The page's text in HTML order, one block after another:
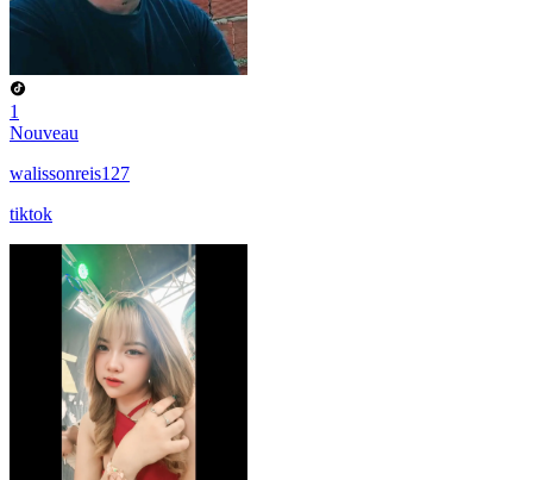
1
Nouveau
walissonreis127
tiktok